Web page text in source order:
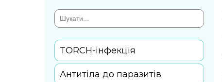
TORCH-інфекція
Антитіла до паразитів